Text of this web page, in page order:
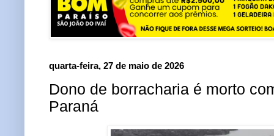
quarta-feira, 27 de maio de 2026
Dono de borracharia é morto
Paraná